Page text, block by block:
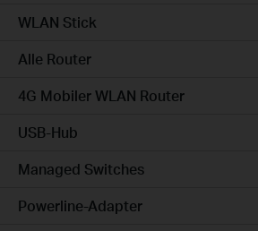
WLAN Stick
Alle Router
4G Mobiler WLAN Router
USB-Hub
Managed Switches
Powerline-Adapter